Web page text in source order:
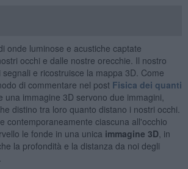
onde luminose e acustiche captate
occhi e dalle nostre orecchie. Il nostro
e ricostruisce la mappa 3D. Come
di commentare nel post Fisica dei quanti
una immagine 3D servono due immagini,
distino tra loro quanto distano i nostri occhi.
contemporaneamente ciascuna all'occhio
le fonde in una unica immagine 3D, in
la profondità e la distanza da noi degli